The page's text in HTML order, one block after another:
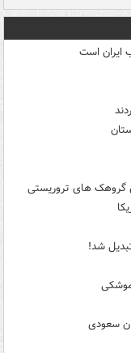
ایران است
تبدیل شد!
سعودی